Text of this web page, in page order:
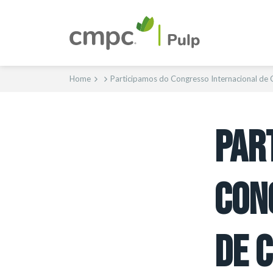
Home Participamos do Congresso Internacional de
DE